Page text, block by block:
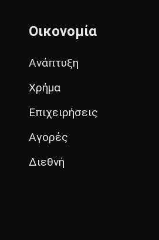
Οικονομία
Ανάπτυξη
Χρήμα
Επιχειρήσεις
Αγορές
Διεθνή